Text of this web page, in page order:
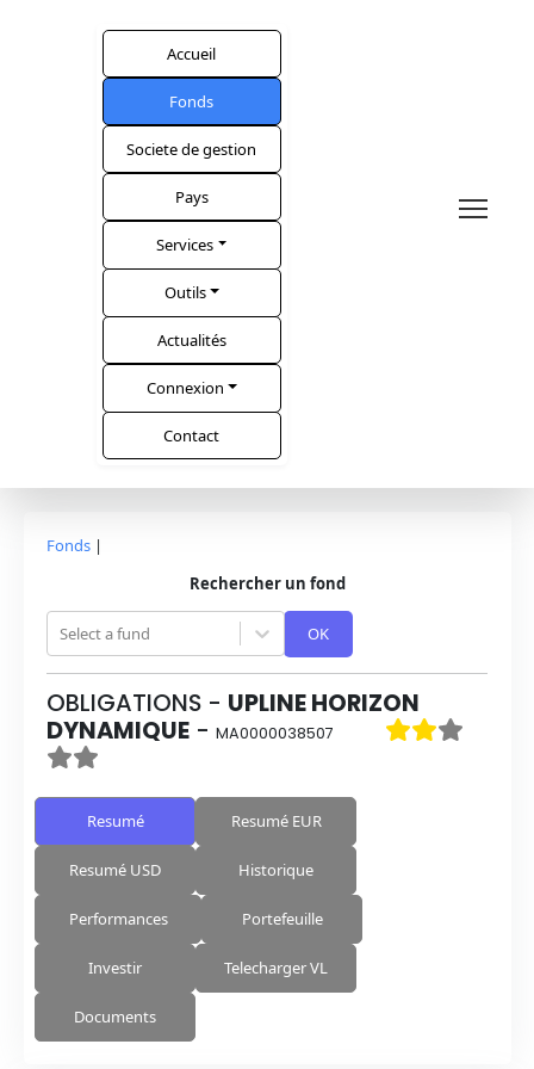
Accueil
Fonds
Societe de gestion
Pays
Services
Outils
Actualités
Connexion
Contact
Fonds |
Rechercher un fond
Select a fund OK
OBLIGATIONS - UPLINE HORIZON
DYNAMIQUE - MA0000038507
Resumé Resumé EUR
Resumé USD Historique
Performances Portefeuille
Investir Telecharger VL
Documents